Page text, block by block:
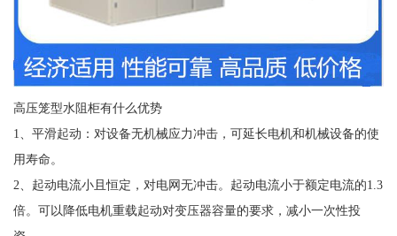
高压笼型水阻柜有什么优势
1、平滑起动：对设备无机械应力冲击，可延长电机和机械设备的使
用寿命。
2、起动电流小且恒定，对电网无冲击。起动电流小于额定电流的1.3
倍。可以降低电机重载起动对变压器容量的要求，减小一次性投